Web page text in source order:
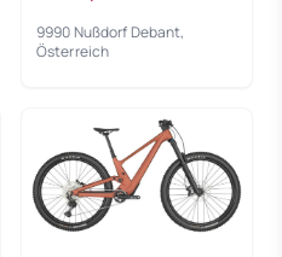
9990 Nußdorf Debant,
Österreich